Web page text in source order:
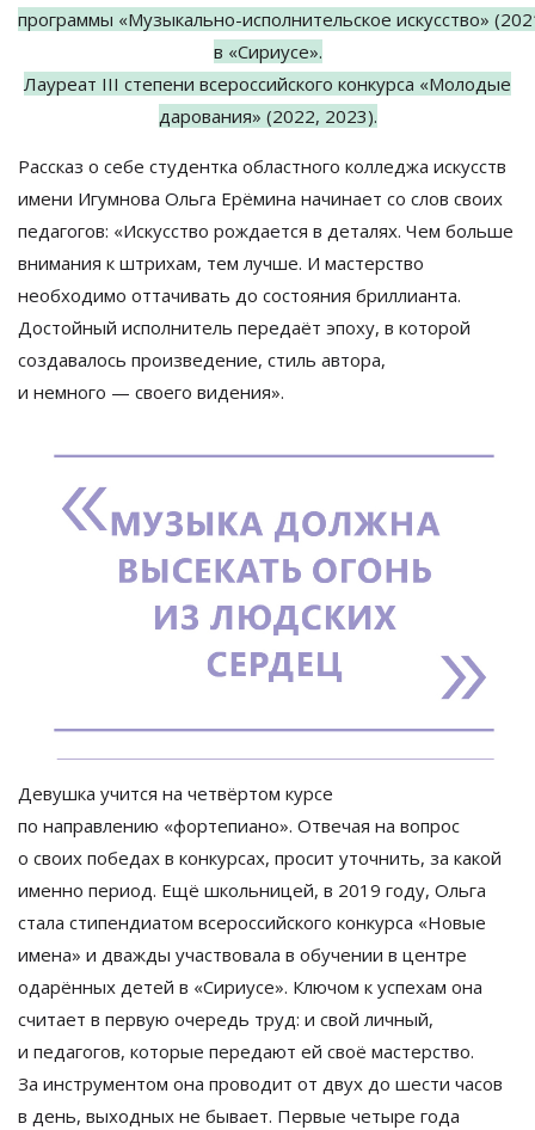
программы «Музыкально-исполнительское искусство»
в «Сириусе».
Лауреат III степени всероссийского конкурса «Молодые
дарования» (2022, 2023).
Рассказ о себе студентка областного колледжа искусств
имени Игумнова Ольга Ерёмина начинает со слов своих
педагогов: «Искусство рождается в деталях. Чем больше
внимания к штрихам, тем лучше. И мастерство
необходимо оттачивать до состояния бриллианта.
Достойный исполнитель передаёт эпоху, в которой
создавалось произведение, стиль автора,
и немного — своего видения».
Девушка учится на четвёртом курсе
по направлению «фортепиано». Отвечая на вопрос
о своих победах в конкурсах, просит уточнить, за какой
именно период. Ещё школьницей, в 2019 году, Ольга
стала стипендиатом всероссийского конкурса «Новые
имена» и дважды участвовала в обучении в центре
одарённых детей в «Сириусе». Ключом к успехам она
считает в первую очередь труд: и свой личный,
и педагогов, которые передают ей своё мастерство.
За инструментом она проводит от двух до шести часов
в день, выходных не бывает. Первые четыре года